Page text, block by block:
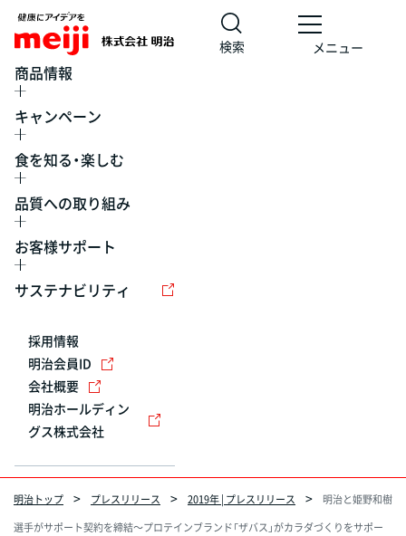
検索 メニュー
商品情報
キャンペーン
食を知る・楽しむ
品質への取り組み
お客様サポート
サステナビリティ
採用情報
明治会員ID
会社概要
明治ホールディン
グス株式会社
明治トップ プレスリリース 2019年 | プレスリリース
明治と姫野和樹
選手がサポート契約を締結～プロテインブランド「ザバス」がカラダづくりをサポー